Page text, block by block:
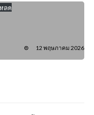
ลด
12 พฤษภาคม 2026